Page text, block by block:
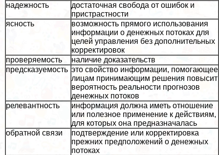
надежность
достаточная свобода от ошибок и
пристрастности
ясность
возможность прямого использования
информации о денежных потоках для
целей управления без дополнительных
корректировок
проверяемость
наличие доказательств
предсказуемость это свойство информации, помогающее
лицам принимающим решения повысит
вероятность реальности прогнозов
денежных потоков
релевантность
информация должна иметь отношение
или полезное применение к действиям,
для которых она предназначалась
обратной связи
подтверждение или корректировка
прежних предположений о денежных
потоках